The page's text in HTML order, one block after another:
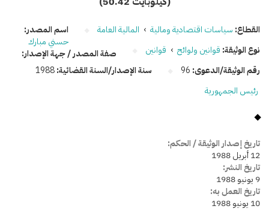
القطاع: سياسات اقتصادية ومالية › المالية العامة
نوع الوثيقة: قوانين ولوائح › قوانين
رقم الوثيقة/الدعوى: 96 سنة الإصدار/السنة القضائية:1988
اسم المصدر:
حسني مبارك
صفة المصدر / جهة الإصدار:
رئيس الجمهورية
تاريخ إصدار الوثيقة / الحكم:
12 أبريل 1988
تاريخ النشر:
9 يونيو 1988
تاريخ العمل به:
10 يونيو 1988